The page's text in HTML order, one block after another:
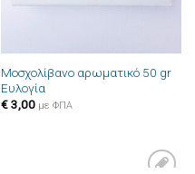
Μοσχολίβανο αρωματικό 50 gr
Ευλογία
€3,00 με ΦΠΑ